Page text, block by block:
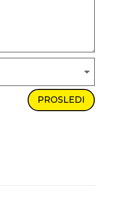
PROSLEDI